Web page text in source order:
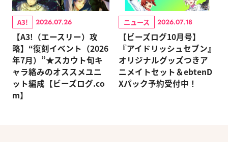
A3! 2026.07.26
【A3!（エースリー）攻
略】“復刻イベント（2026
年7月）”★スカウト旬キ
ャラ絡みのオススメユニ
ット編成【ビーズログ.co
m】
ニュース 2026.07.18
【ビーズログ10月号】
『アイドリッシュセブン』
オリジナルグッズつきア
ニメイトセット＆ebtenD
Xパック予約受付中！